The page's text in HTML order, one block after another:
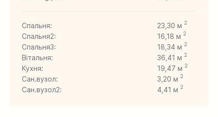
Спальня: 23,30 м 2
Спальня2: 16,18 м 2
Спальня3: 18,34 м 2
Вітальня: 36,41 м 2
Кухня: 19,47 м 2
Сан.вузол: 3,20 м 2
Сан.вузол2: 4,41 м 2